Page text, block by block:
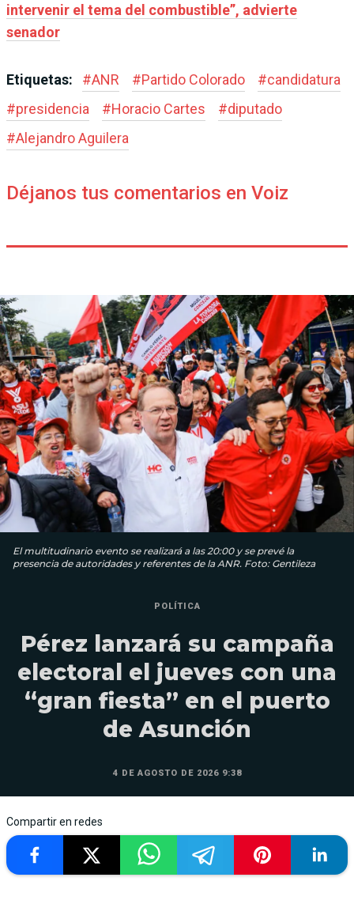
intervenir el tema del combustible”, advierte
senador
Etiquetas: #ANR #Partido Colorado #candidatura
#presidencia #Horacio Cartes #diputado
#Alejandro Aguilera
Déjanos tus comentarios en Voiz
El multitudinario evento se realizará a las 20:00 y se prevé la
presencia de autoridades y referentes de la ANR. Foto: Gentileza
POLÍTICA
Pérez lanzará su campaña
electoral el jueves con una
“gran fiesta” en el puerto
de Asunción
4 DE AGOSTO DE 2026 9:38
Compartir en redes